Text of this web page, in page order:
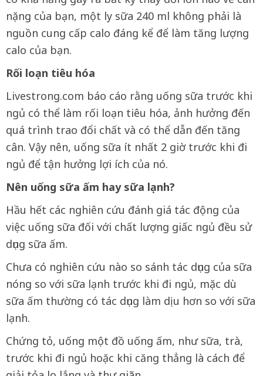
nặng của bạn, một ly sữa 240 ml không phải là
nguồn cung cấp calo đáng kể để làm tăng lượng
calo của bạn.
Rối loạn tiêu hóa
Livestrong.com báo cáo rằng uống sữa trước khi
ngủ có thể làm rối loạn tiêu hóa, ảnh hưởng đến
quá trình trao đổi chất và có thể dẫn đến tăng
cân. Vậy nên, uống sữa ít nhất 2 giờ trước khi đi
ngủ để tận hưởng lợi ích của nó.
Nên uống sữa ấm hay sữa lạnh?
Hầu hết các nghiên cứu đánh giá tác động của
việc uống sữa đối với chất lượng giấc ngủ đều sử
dụng sữa ấm.
Chưa có nghiên cứu nào so sánh tác dụng của sữa
nóng so với sữa lạnh trước khi đi ngủ, mặc dù
sữa ấm thường có tác dụng làm dịu hơn so với sữa
lạnh.
Chứng tỏ, uống một đồ uống ấm, như sữa, trà,
trước khi đi ngủ hoặc khi căng thẳng là cách để